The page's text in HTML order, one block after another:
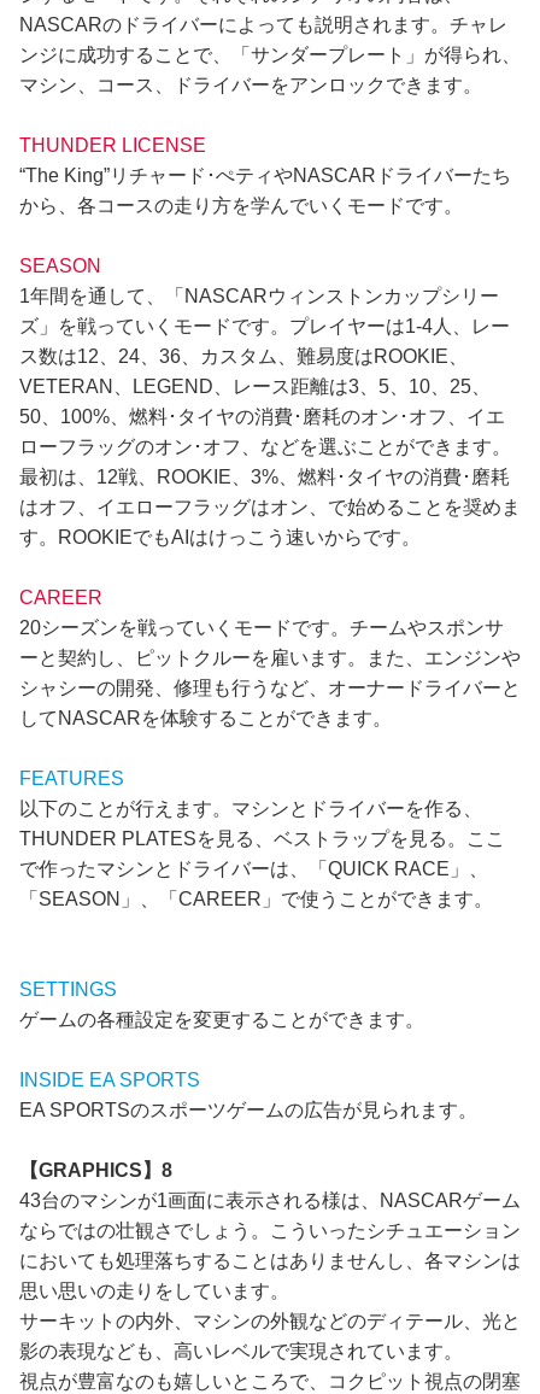
NASCARのドライバーによっても説明されます。チャレ
ンジに成功することで、「サンダープレート」が得られ、
マシン、コース、ドライバーをアンロックできます。
THUNDER LICENSE
“The King”リチャード･ぺティやNASCARドライバーたち
から、各コースの走り方を学んでいくモードです。
SEASON
1年間を通して、「NASCARウィンストンカップシリー
ズ」を戦っていくモードです。プレイヤーは1-4人、レー
ス数は12、24、36、カスタム、難易度はROOKIE、
VETERAN、LEGEND、レース距離は3、5、10、25、
50、100%、燃料･タイヤの消費･磨耗のオン･オフ、イエ
ローフラッグのオン･オフ、などを選ぶことができます。
最初は、12戦、ROOKIE、3%、燃料･タイヤの消費･磨耗
はオフ、イエローフラッグはオン、で始めることを奨めま
す。ROOKIEでもAIはけっこう速いからです。
CAREER
20シーズンを戦っていくモードです。チームやスポンサ
ーと契約し、ピットクルーを雇います。また、エンジンや
シャシーの開発、修理も行うなど、オーナードライバーと
してNASCARを体験することができます。
FEATURES
以下のことが行えます。マシンとドライバーを作る、
THUNDER PLATESを見る、ベストラップを見る。ここ
で作ったマシンとドライバーは、「QUICK RACE」、
「SEASON」、「CAREER」で使うことができます。
SETTINGS
ゲームの各種設定を変更することができます。
INSIDE EA SPORTS
EA SPORTSのスポーツゲームの広告が見られます。
【GRAPHICS】8
43台のマシンが1画面に表示される様は、NASCARゲーム
ならではの壮観さでしょう。こういったシチュエーション
においても処理落ちすることはありませんし、各マシンは
思い思いの走りをしています。
サーキットの内外、マシンの外観などのディテール、光と
影の表現なども、高いレベルで実現されています。
視点が豊富なのも嬉しいところで、コクピット視点の閉塞